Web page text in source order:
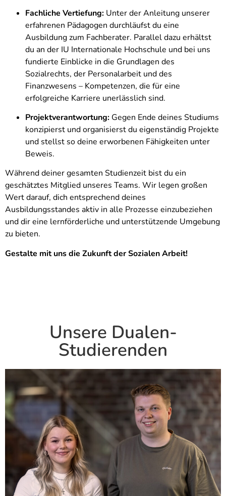
Fachliche Vertiefung: Unter der Anleitung unserer
erfahrenen Pädagogen durchläufst du eine
Ausbildung zum Fachberater. Parallel dazu erhältst
du an der IU Internationale Hochschule und bei uns
fundierte Einblicke in die Grundlagen des
Sozialrechts, der Personalarbeit und des
Finanzwesens – Kompetenzen, die für eine
erfolgreiche Karriere unerlässlich sind.
Projektverantwortung: Gegen Ende deines Studiums
konzipierst und organisierst du eigenständig Projekte
und stellst so deine erworbenen Fähigkeiten unter
Beweis.
Während deiner gesamten Studienzeit bist du ein
geschätztes Mitglied unseres Teams. Wir legen großen
Wert darauf, dich entsprechend deines
Ausbildungsstandes aktiv in alle Prozesse einzubeziehen
und dir eine lernförderliche und unterstützende Umgebung
zu bieten.
Gestalte mit uns die Zukunft der Sozialen Arbeit!
Unsere Dualen-
Studierenden